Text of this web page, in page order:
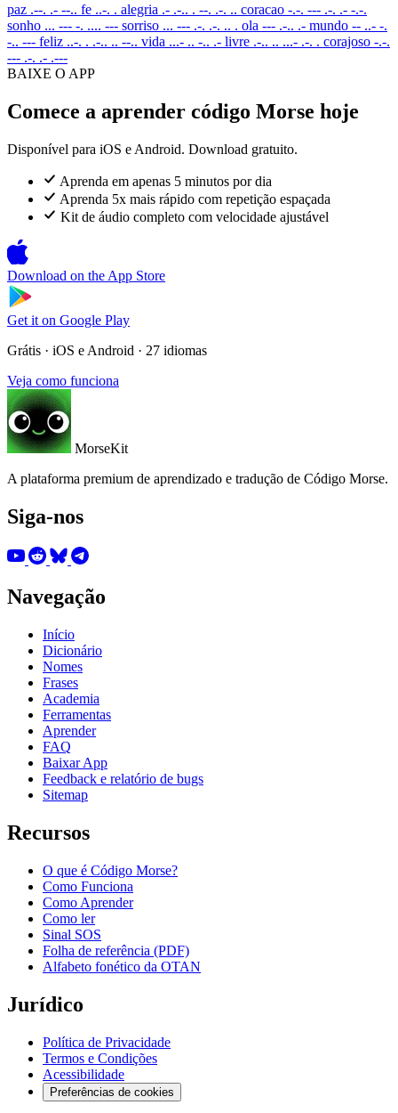
paz .--. .- --.. fe ..-. . alegria .- .-.. . --. .-. .. coracao -.-. --- .-. .- -.-.
sonho ... --- -. .... --- sorriso ... --- .-. .-. .. . ola --- .-.. .- mundo -- ..- -.
-.. --- feliz ..-. . .-.. .. --.. vida ...- .. -.. .- livre .-.. .. ...- .-. . corajoso -.-.
--- .-. .- .---
BAIXE O APP
Comece a aprender código Morse hoje
Disponível para iOS e Android. Download gratuito.
Aprenda em apenas 5 minutos por dia
Aprenda 5x mais rápido com repetição espaçada
Kit de áudio completo com velocidade ajustável
Download on the App Store
Get it on Google Play
Grátis · iOS e Android · 27 idiomas
Veja como funciona
MorseKit
A plataforma premium de aprendizado e tradução de Código Morse.
Siga-nos
Navegação
Início
Dicionário
Nomes
Frases
Academia
Ferramentas
Aprender
FAQ
Baixar App
Feedback e relatório de bugs
Sitemap
Recursos
O que é Código Morse?
Como Funciona
Como Aprender
Como ler
Sinal SOS
Folha de referência (PDF)
Alfabeto fonético da OTAN
Jurídico
Política de Privacidade
Termos e Condições
Acessibilidade
Preferências de cookies